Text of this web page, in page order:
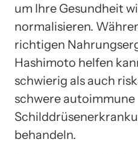
um Ihre Gesundheit
normalisieren.
richtigen
Hashimoto helfen
schwierig als auch
schwere autoimmune
behandeln.